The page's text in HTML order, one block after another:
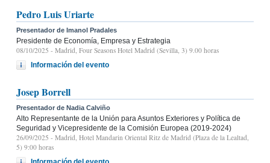
Pedro Luis Uriarte
Presentador de Imanol Pradales
Presidente de Economía, Empresa y Estrategia
08/10/2025 - Madrid, Four Seasons Hotel Madrid (Sevilla, 3) 9.00 horas
Información del evento
Josep Borrell
Presentador de Nadia Calviño
Alto Representante de la Unión para Asuntos Exteriores y Política de
Seguridad y Vicepresidente de la Comisión Europea (2019-2024)
26/09/2025 - Madrid, Hotel Mandarin Oriental Ritz de Madrid (Plaza de la Lealtad,
5) 9:00 horas
Información del evento